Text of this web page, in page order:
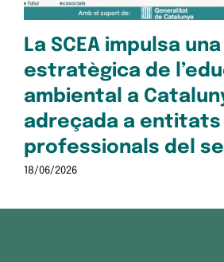
La SCEA impulsa
estratègica de
ambiental a
adreçada a entitats
professionals del
18/06/2026